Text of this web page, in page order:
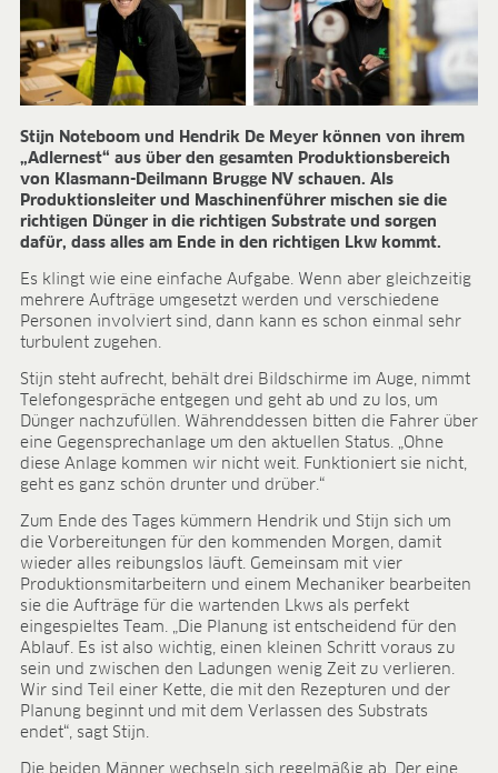
ANWENDUNGSFELDER
Ökologischer Anbau
Jungpflanzenanzucht
Presstopferden
Topfkräuter
Beet- und Balkonpflanzen
Topfpflanzen
Containerpflanzen
Forstpflanzen
Qualitätserden für den Fachhandel
Sphagnum für Orchideen
Über uns
Standorte
Zahlen & Fakten
Nachhaltigkeit
Qualität & Zertifikate
Liefersicherheit
Kontakt
KARRIERE
Stellenangebote
Benefits
Entwicklungsprogramme
Ausbildung und duales Studium
Stijn Noteboom und Hendrik De Meyer können von ihrem
„Adlernest“ aus über den gesamten Produktionsbereich
von Klasmann-Deilmann Brugge NV schauen. Als
Produktionsleiter und Maschinenführer mischen sie die
richtigen Dünger in die richtigen Substrate und sorgen
dafür, dass alles am Ende in den richtigen Lkw kommt.
Es klingt wie eine einfache Aufgabe. Wenn aber gleichzeitig
mehrere Aufträge umgesetzt werden und verschiedene
Personen involviert sind, dann kann es schon einmal sehr
turbulent zugehen.
Stijn steht aufrecht, behält drei Bildschirme im Auge, nimmt
Telefongespräche entgegen und geht ab und zu los, um
Dünger nachzufüllen. Währenddessen bitten die Fahrer über
eine Gegensprechanlage um den aktuellen Status. „Ohne
diese Anlage kommen wir nicht weit. Funktioniert sie nicht,
geht es ganz schön drunter und drüber.“
Zum Ende des Tages kümmern Hendrik und Stijn sich um
die Vorbereitungen für den kommenden Morgen, damit
wieder alles reibungslos läuft. Gemeinsam mit vier
Produktionsmitarbeitern und einem Mechaniker bearbeiten
sie die Aufträge für die wartenden Lkws als perfekt
eingespieltes Team. „Die Planung ist entscheidend für den
Ablauf. Es ist also wichtig, einen kleinen Schritt voraus zu
sein und zwischen den Ladungen wenig Zeit zu verlieren.
Wir sind Teil einer Kette, die mit den Rezepturen und der
Planung beginnt und mit dem Verlassen des Substrats
endet“, sagt Stijn.
Die beiden Männer wechseln sich regelmäßig ab. Der eine